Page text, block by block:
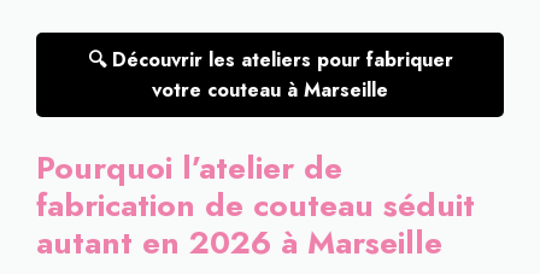
🔍 Découvrir les ateliers pour fabriquer
votre couteau à Marseille
Pourquoi l’atelier de
fabrication de couteau séduit
autant en 2026 à Marseille